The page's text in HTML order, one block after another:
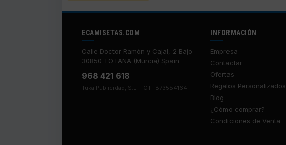
ECAMISETAS.COM
Calle Doctor Ramón y Cajal, 2 Bajo
30850 TOTANA (Murcia) Spain
968 421 618
Tuka Publicidad, S.L. - CIF: B73554164
INFORMACIÓN
Empresa
Contactar
Ofertas
Regalos Personalizados
Blog
¿Cómo comprar?
Condiciones de Venta